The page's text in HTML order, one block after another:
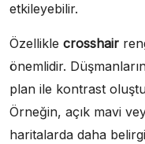
etkileyebilir.
Özellikle crosshair
önemlidir.
plan ile kontrast
Örneğin, açık mavi
haritalarda daha